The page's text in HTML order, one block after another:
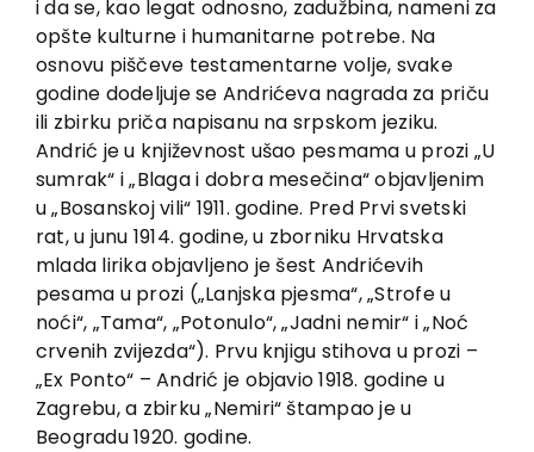
i da se, kao legat odnosno, zadužbina, nameni za
opšte kulturne i humanitarne potrebe. Na
osnovu piščeve testamentarne volje, svake
godine dodeljuje se Andrićeva nagrada za priču
ili zbirku priča napisanu na srpskom jeziku.
Andrić je u književnost ušao pesmama u prozi „U
sumrak“ i „Blaga i dobra mesečina“ objavljenim
u „Bosanskoj vili“ 1911. godine. Pred Prvi svetski
rat, u junu 1914. godine, u zborniku Hrvatska
mlada lirika objavljeno je šest Andrićevih
pesama u prozi („Lanjska pjesma“, „Strofe u
noći“, „Tama“, „Potonulo“, „Jadni nemir“ i „Noć
crvenih zvijezda“). Prvu knjigu stihova u prozi –
„Ex Ponto“ – Andrić je objavio 1918. godine u
Zagrebu, a zbirku „Nemiri“ štampao je u
Beogradu 1920. godine.